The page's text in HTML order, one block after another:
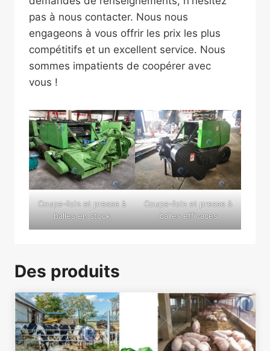
pas à nous contacter. Nous nous
engageons à vous offrir les prix les plus
compétitifs et un excellent service. Nous
sommes impatients de coopérer avec
vous !
Coupe-foin et presse à
balles en stock
Coupe-foin et presse à
balles efficaces
Des produits